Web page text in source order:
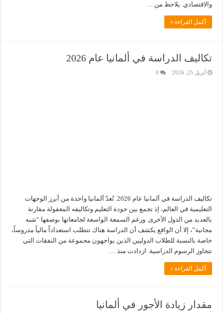
والاقتصادي. يلاحظ من …
أكمل القراءة »
تكاليف الدراسة في ألمانيا عام 2026
أبريل 25, 2026 0
تكاليف الدراسة في ألمانيا عام 2026. تُعدّ ألمانيا واحدة من أبرز الوجهات
التعليمية في العالم، إذ تجمع بين جودة التعليم وتكاليفه المعقولة مقارنة
بالعديد من الدول الأخرى. ورغم السمعة الواسعة لجامعاتها بوصفها “شبه
مجانية”، إلا أن الواقع يكشف أن الدراسة هناك تتطلب استعداداً مالياً مدروساً،
خاصة بالنسبة للطلاب الدوليين الذين يواجهون مجموعة من النفقات التي
تتجاوز الرسوم الدراسية. ازدادت منذ …
أكمل القراءة »
مقدار زيادة الأجور في ألمانيا